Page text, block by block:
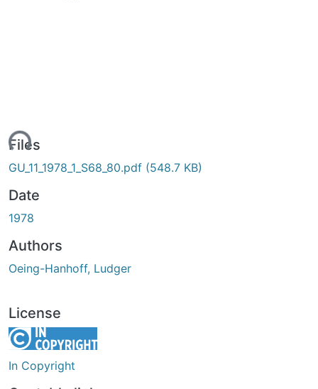
Files
GU_11_1978_1_S68_80.pdf (548.7 KB)
Date
1978
Authors
Oeing-Hanhoff, Ludger
License
In Copyright